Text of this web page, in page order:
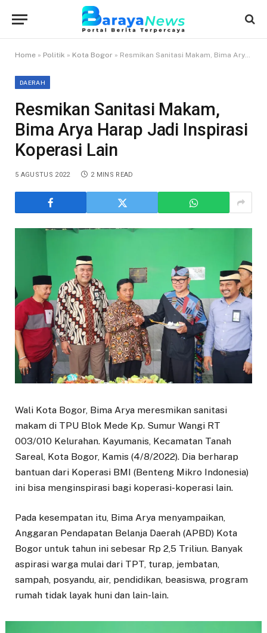
Home » Politik » Kota Bogor » Resmikan Sanitasi Makam, Bima Arya Harap Jadi Inspirasi Koperasi Lain
DAERAH
Resmikan Sanitasi Makam,
Bima Arya Harap Jadi Inspirasi
Koperasi Lain
5 AGUSTUS 2022 2 MINS READ
Wali Kota Bogor, Bima Arya meresmikan sanitasi
makam di TPU Blok Mede Kp. Sumur Wangi RT
003/010 Kelurahan. Kayumanis, Kecamatan Tanah
Sareal, Kota Bogor, Kamis (4/8/2022). Dia berharap
bantuan dari Koperasi BMI (Benteng Mikro Indonesia)
ini bisa menginspirasi bagi koperasi-koperasi lain.
Pada kesempatan itu, Bima Arya menyampaikan,
Anggaran Pendapatan Belanja Daerah (APBD) Kota
Bogor untuk tahun ini sebesar Rp 2,5 Triliun. Banyak
aspirasi warga mulai dari TPT, turap, jembatan,
sampah, posyandu, air, pendidikan, beasiswa, program
rumah tidak layak huni dan lain-lain.